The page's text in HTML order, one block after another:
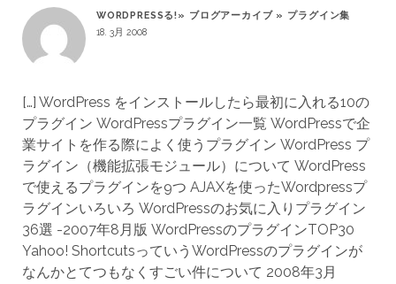
WORDPRESSる!» ブログアーカイブ » プラグイン集
18. 3月 2008
[…] WordPress をインストールしたら最初に入れる10の
プラグイン WordPressプラグイン一覧 WordPressで企
業サイトを作る際によく使うプラグイン WordPress プ
ラグイン（機能拡張モジュール）について WordPress
で使えるプラグインを9つ AJAXを使ったWordpressプ
ラグインいろいろ WordPressのお気に入りプラグイン
36選 -2007年8月版 WordPressのプラグインTOP30
Yahoo! ShortcutsっていうWordPressのプラグインが
なんかとてつもなくすごい件について 2008年3月